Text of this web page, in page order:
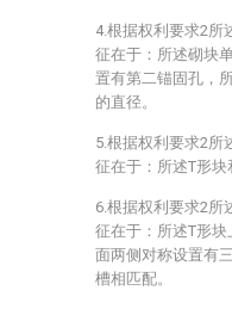
4.根据权利要求2所
征在于：所述砌块
置有第二锚固孔，
的直径。
5.根据权利要求2所
征在于：所述T形块
6.根据权利要求2所
征在于：所述T形
面两侧对称设置有
槽相匹配。